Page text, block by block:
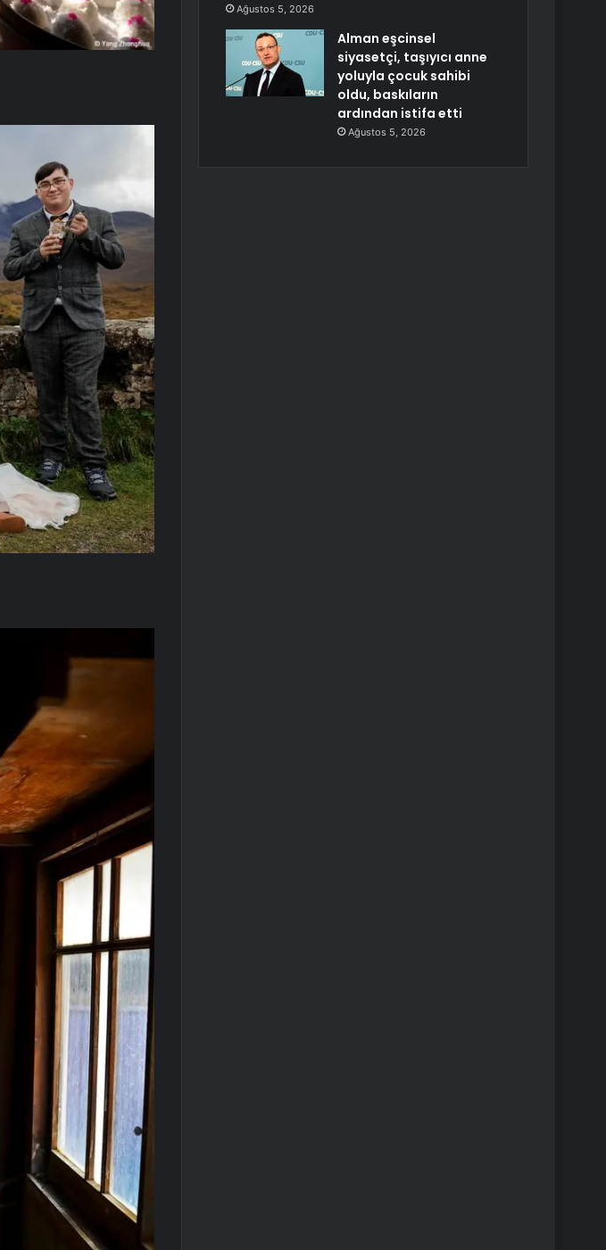
Ağustos 5, 2026
Alman eşcinsel
siyasetçi, taşıyıcı anne
yoluyla çocuk sahibi
oldu, baskıların
ardından istifa etti
Ağustos 5, 2026